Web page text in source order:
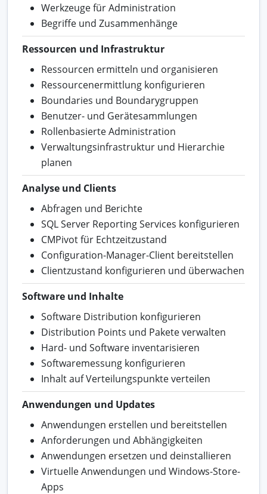
Werkzeuge für Administration
Begriffe und Zusammenhänge
Ressourcen und Infrastruktur
Ressourcen ermitteln und organisieren
Ressourcenermittlung konfigurieren
Boundaries und Boundarygruppen
Benutzer- und Gerätesammlungen
Rollenbasierte Administration
Verwaltungsinfrastruktur und Hierarchie
planen
Analyse und Clients
Abfragen und Berichte
SQL Server Reporting Services konfigurieren
CMPivot für Echtzeitzustand
Configuration-Manager-Client bereitstellen
Clientzustand konfigurieren und überwachen
Software und Inhalte
Software Distribution konfigurieren
Distribution Points und Pakete verwalten
Hard- und Software inventarisieren
Softwaremessung konfigurieren
Inhalt auf Verteilungspunkte verteilen
Anwendungen und Updates
Anwendungen erstellen und bereitstellen
Anforderungen und Abhängigkeiten
Anwendungen ersetzen und deinstallieren
Virtuelle Anwendungen und Windows-Store-
Apps